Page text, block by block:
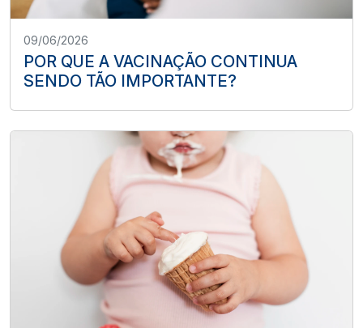
09/06/2026
POR QUE A VACINAÇÃO CONTINUA
SENDO TÃO IMPORTANTE?